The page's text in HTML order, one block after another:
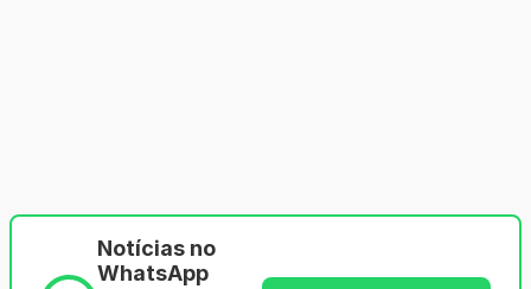
Notícias no
WhatsApp